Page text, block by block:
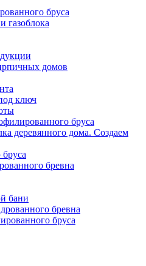
бруса
газоблока
домов
ключ
бруса
деревянного дома. Создаем
бревна
бани
бревна
бруса